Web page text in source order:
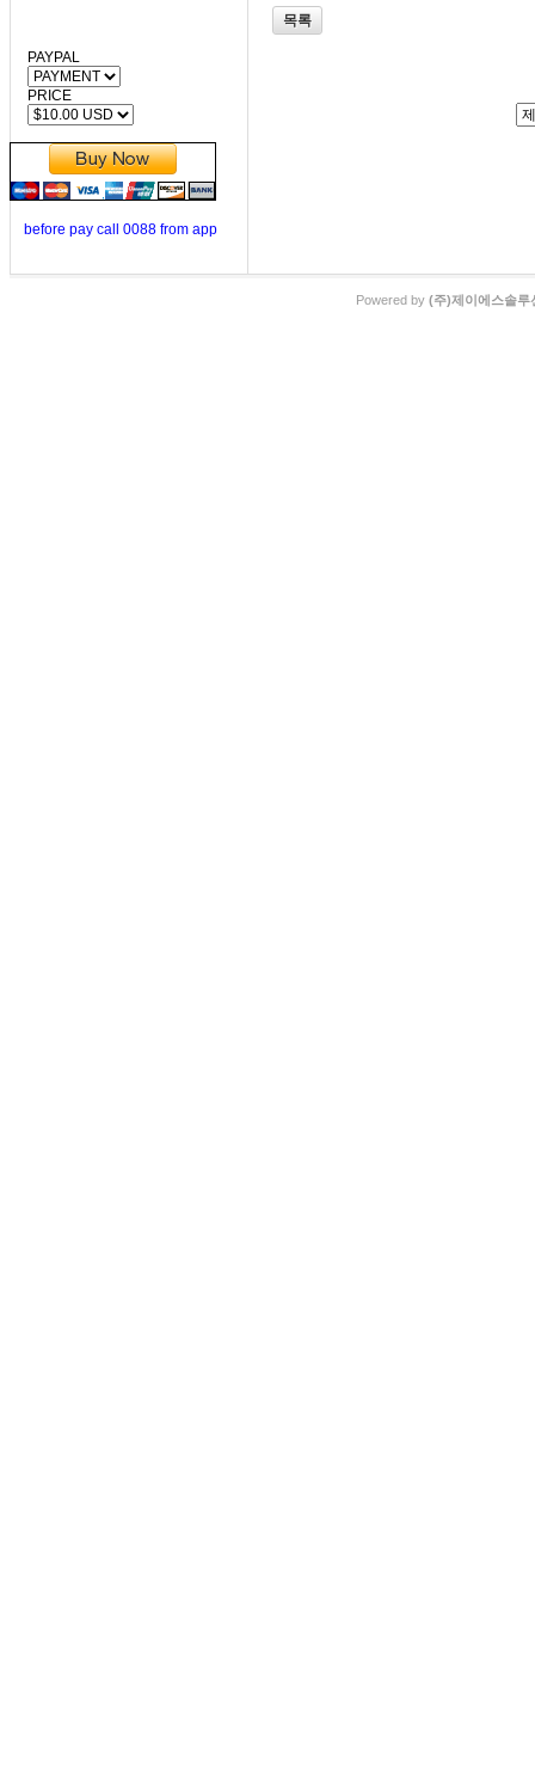
PAYPAL
PRICE
before pay call 0088 from app
목록
Powered by (주)제이에스솔루